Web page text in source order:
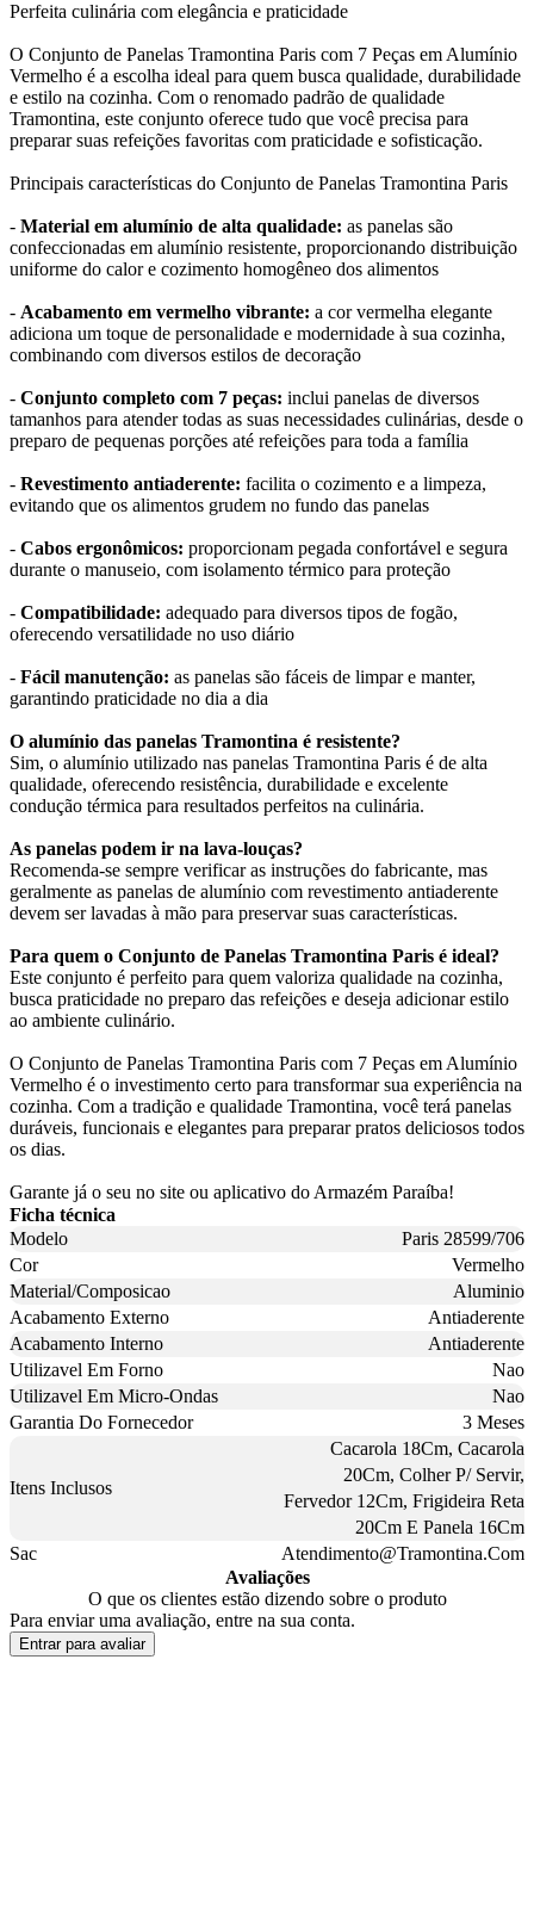
Perfeita culinária com elegância e praticidade
O Conjunto de Panelas Tramontina Paris com 7 Peças em Alumínio
Vermelho é a escolha ideal para quem busca qualidade, durabilidade
e estilo na cozinha. Com o renomado padrão de qualidade
Tramontina, este conjunto oferece tudo que você precisa para
preparar suas refeições favoritas com praticidade e sofisticação.
Principais características do Conjunto de Panelas Tramontina Paris
- Material em alumínio de alta qualidade: as panelas são
confeccionadas em alumínio resistente, proporcionando distribuição
uniforme do calor e cozimento homogêneo dos alimentos
- Acabamento em vermelho vibrante: a cor vermelha elegante
adiciona um toque de personalidade e modernidade à sua cozinha,
combinando com diversos estilos de decoração
- Conjunto completo com 7 peças: inclui panelas de diversos
tamanhos para atender todas as suas necessidades culinárias, desde o
preparo de pequenas porções até refeições para toda a família
- Revestimento antiaderente: facilita o cozimento e a limpeza,
evitando que os alimentos grudem no fundo das panelas
- Cabos ergonômicos: proporcionam pegada confortável e segura
durante o manuseio, com isolamento térmico para proteção
- Compatibilidade: adequado para diversos tipos de fogão,
oferecendo versatilidade no uso diário
- Fácil manutenção: as panelas são fáceis de limpar e manter,
garantindo praticidade no dia a dia
O alumínio das panelas Tramontina é resistente?
Sim, o alumínio utilizado nas panelas Tramontina Paris é de alta
qualidade, oferecendo resistência, durabilidade e excelente
condução térmica para resultados perfeitos na culinária.
As panelas podem ir na lava-louças?
Recomenda-se sempre verificar as instruções do fabricante, mas
geralmente as panelas de alumínio com revestimento antiaderente
devem ser lavadas à mão para preservar suas características.
Para quem o Conjunto de Panelas Tramontina Paris é ideal?
Este conjunto é perfeito para quem valoriza qualidade na cozinha,
busca praticidade no preparo das refeições e deseja adicionar estilo
ao ambiente culinário.
O Conjunto de Panelas Tramontina Paris com 7 Peças em Alumínio
Vermelho é o investimento certo para transformar sua experiência na
cozinha. Com a tradição e qualidade Tramontina, você terá panelas
duráveis, funcionais e elegantes para preparar pratos deliciosos todos
os dias.
Garante já o seu no site ou aplicativo do Armazém Paraíba!
Ficha técnica
Modelo
Paris 28599/706
Cor
Vermelho
Material/Composicao
Aluminio
Acabamento Externo
Antiaderente
Acabamento Interno
Antiaderente
Utilizavel Em Forno
Nao
Utilizavel Em Micro-Ondas
Nao
Garantia Do Fornecedor
3 Meses
Itens Inclusos
Cacarola 18Cm, Cacarola
20Cm, Colher P/ Servir,
Fervedor 12Cm, Frigideira Reta
20Cm E Panela 16Cm
Sac
Atendimento@Tramontina.Com
Avaliações
O que os clientes estão dizendo sobre o produto
Para enviar uma avaliação, entre na sua conta.
Entrar para avaliar